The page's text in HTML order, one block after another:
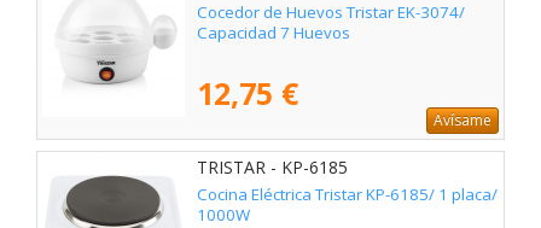
Cocedor de Huevos Tristar EK-3074/
Capacidad 7 Huevos
12,75 €
Avísame
TRISTAR - KP-6185
Cocina Eléctrica Tristar KP-6185/ 1 placa/
1000W